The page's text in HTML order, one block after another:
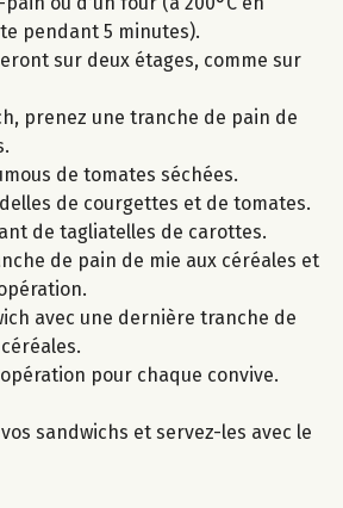
pendant 5 minutes).
sur deux étages, comme sur
prenez une tranche de pain de
de tomates séchées.
de courgettes et de tomates.
de tagliatelles de carottes.
de pain de mie aux céréales et
avec une dernière tranche de
pour chaque convive.
sandwichs et servez-les avec le